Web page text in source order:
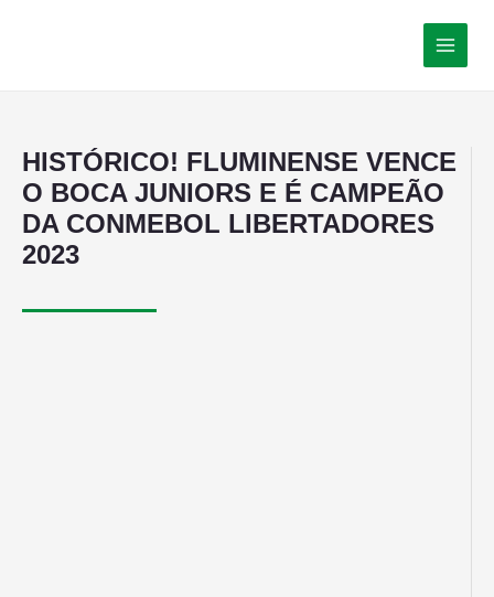
HISTÓRICO! FLUMINENSE VENCE
O BOCA JUNIORS E É CAMPEÃO
DA CONMEBOL LIBERTADORES
2023